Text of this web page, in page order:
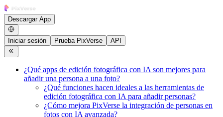
Descargar App
Iniciar sesión Prueba PixVerse API
¿Qué apps de edición fotográfica con IA son mejores para
añadir una persona a una foto?
¿Qué funciones hacen ideales a las herramientas de
edición fotográfica con IA para añadir personas?
¿Cómo mejora PixVerse la integración de personas en
fotos con IA avanzada?